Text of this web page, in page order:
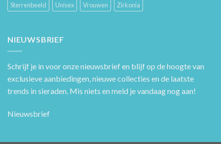
Sterrenbeeld
Unisex Vrouwen Zirkonia
NIEUWSBRIEF
Schrijf je in voor onze nieuwsbrief en blijf op de hoogte van
exclusieve aanbiedingen, nieuwe collecties en de laatste
trends in sieraden. Mis niets en meld je vandaag nog aan!
Nieuwsbrief